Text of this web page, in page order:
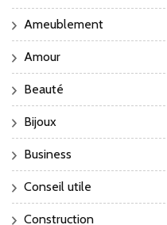
Ameublement
Amour
Beauté
Bijoux
Business
Conseil utile
Construction